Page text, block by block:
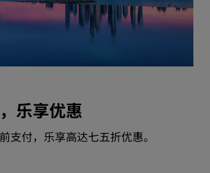
乐享优惠
支付，乐享高达七五折优惠。